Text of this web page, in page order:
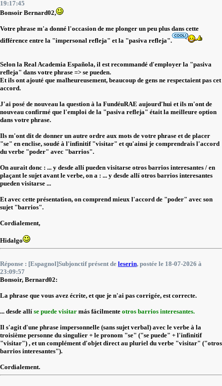
19:17:45
Bonsoir Bernard02,
Votre phrase m'a donné l'occasion de me plonger un peu plus dans cette
différence entre la "impersonal refleja" et la "pasiva refleja".
Selon la Real Academia Española, il est recommandé d'employer la "pasiva
refleja" dans votre phrase => se pueden.
Et ils ont ajouté que malheureusement, beaucoup de gens ne respectaient pas cet
accord.
J'ai posé de nouveau la question à la FundéuRAE aujourd'hui et ils m'ont de
nouveau confirmé que l'emploi de la "pasiva refleja" était la meilleure option
dans votre phrase.
Ils m'ont dit de donner un autre ordre aux mots de votre phrase et de placer
"se" en enclise, soudé à l'infinitif "visitar" et qu'ainsi je comprendrais l'accord
du verbe "poder" avec "barrios".
On aurait donc : ... y desde allí pueden visitarse otros barrios interesantes / en
plaçant le sujet avant le verbe, on a : ... y desde allí otros barrios interesantes
pueden visitarse ...
Et avec cette présentation, on comprend mieux l'accord de "poder" avec son
sujet "barrios".
Cordialement,
Hidalgo
Réponse : [Espagnol]Subjonctif présent de leserin, postée le 18-07-2026 à
23:09:57
Bonsoir, Bernard02:
La phrase que vous avez écrite, et que je n'ai pas corrigée, est correcte.
... desde allí se puede visitar más fácilmente otros barrios interesantes.
Il s'agit d'une phrase impersonnelle (sans sujet verbal) avec le verbe à la
troisième personne du singulier + le pronom "se" ("se puede" + l'infinitif
"visitar") , et un complément d'objet direct au pluriel du verbe "visitar" ("otros
barrios interesantes").
Cordialement.